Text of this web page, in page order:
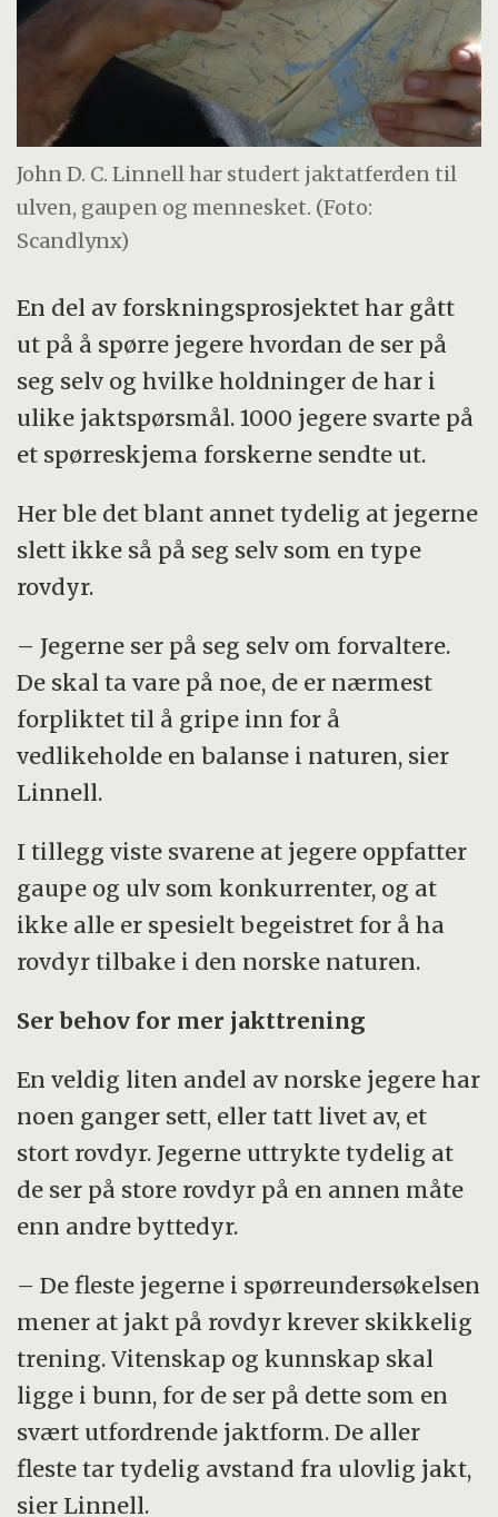
John D. C. Linnell har studert jaktatferden til
ulven, gaupen og mennesket. (Foto:
Scandlynx)
En del av forskningsprosjektet har gått
ut på å spørre jegere hvordan de ser på
seg selv og hvilke holdninger de har i
ulike jaktspørsmål. 1000 jegere svarte på
et spørreskjema forskerne sendte ut.
Her ble det blant annet tydelig at jegerne
slett ikke så på seg selv som en type
rovdyr.
– Jegerne ser på seg selv om forvaltere.
De skal ta vare på noe, de er nærmest
forpliktet til å gripe inn for å
vedlikeholde en balanse i naturen, sier
Linnell.
I tillegg viste svarene at jegere oppfatter
gaupe og ulv som konkurrenter, og at
ikke alle er spesielt begeistret for å ha
rovdyr tilbake i den norske naturen.
Ser behov for mer jakttrening
En veldig liten andel av norske jegere har
noen ganger sett, eller tatt livet av, et
stort rovdyr. Jegerne uttrykte tydelig at
de ser på store rovdyr på en annen måte
enn andre byttedyr.
– De fleste jegerne i spørreundersøkelsen
mener at jakt på rovdyr krever skikkelig
trening. Vitenskap og kunnskap skal
ligge i bunn, for de ser på dette som en
svært utfordrende jaktform. De aller
fleste tar tydelig avstand fra ulovlig jakt,
sier Linnell.